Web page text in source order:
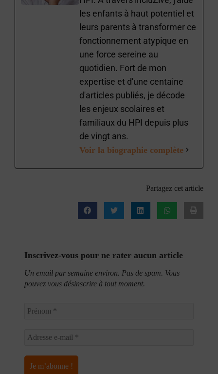
les enfants à haut potentiel et
leurs parents à transformer ce
fonctionnement atypique en
une force sereine au
quotidien. Fort de mon
expertise et d'une centaine
d'articles publiés, je décode
les enjeux scolaires et
familiaux du HPI depuis plus
de vingt ans.
Voir la biographie complète
Partagez cet article
Inscrivez-vous pour ne rater aucun article
Un email par semaine environ. Pas de spam. Vous
pouvez vous désinscrire à tout moment.